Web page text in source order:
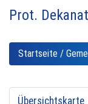
Prot.
Startseite /
Übersichtskarte